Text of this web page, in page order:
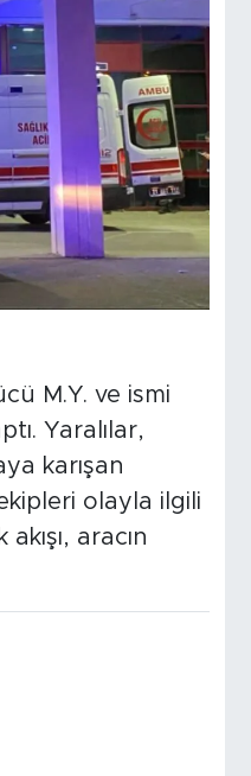
M.Y. ve ismi
Yaralılar,
karışan
olayla ilgili
aracın